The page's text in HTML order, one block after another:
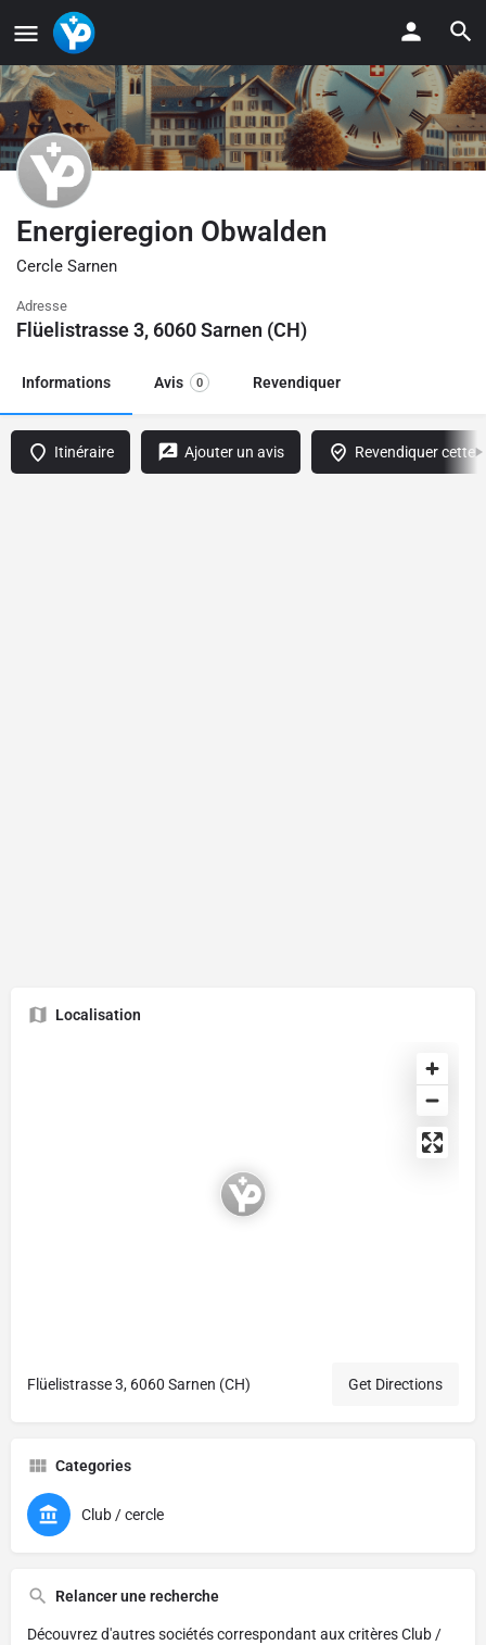
Energieregion Obwalden
Cercle Sarnen
Adresse
Flüelistrasse 3, 6060 Sarnen (CH)
Informations Avis 0 Revendiquer
Itinéraire Ajouter un avis Revendiquer cette
Localisation
Flüelistrasse 3, 6060 Sarnen (CH) Get Directions
Categories
Club / cercle
Relancer une recherche
Découvrez d'autres sociétés correspondant aux critèresClub /